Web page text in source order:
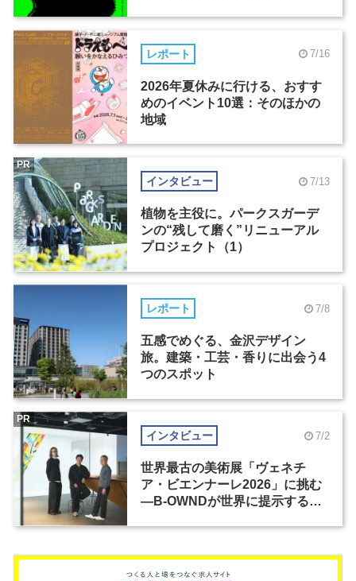
レポート 7/16
2026年夏休みに行ける、おすす
めのイベント10選：そのほかの
地域
インタビュー 7/13
植物を主役に。パークスガーデ
ンの“残して磨く”リニューアル
プロジェクト（1）
PR
レポート 7/8
五感でめぐる、金沢デザイン
旅。建築・工芸・香りに出会う4
つのスポット
インタビュー 7/2
世界最古の美術展「ヴェネチ
ア・ビエンナーレ2026」に挑む
―B-OWNDが世界に提示する美
PR